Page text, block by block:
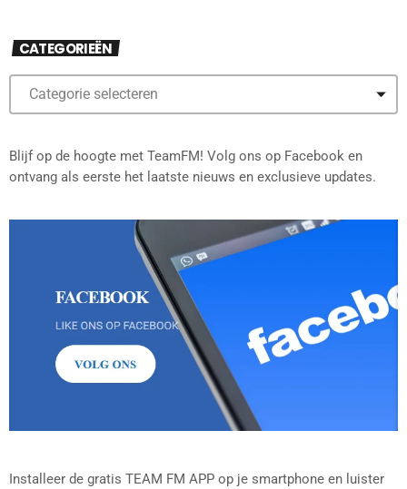
CATEGORIEËN
Blijf op de hoogte met TeamFM! Volg ons op Facebook en
ontvang als eerste het laatste nieuws en exclusieve updates.
Installeer de gratis TEAM FM APP op je smartphone en luister